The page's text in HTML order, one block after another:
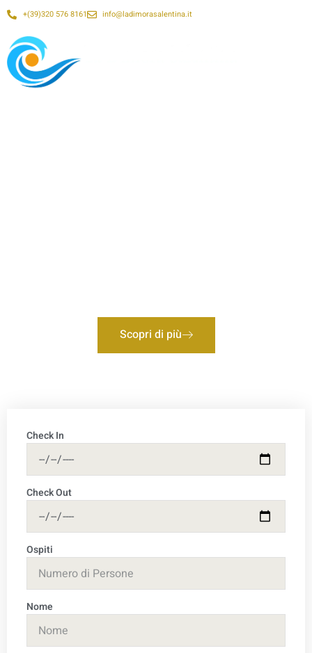
+(39)320 576 8161 info@ladimorasalentina.it
Scopri di più
Check In
Check Out
Ospiti
Nome